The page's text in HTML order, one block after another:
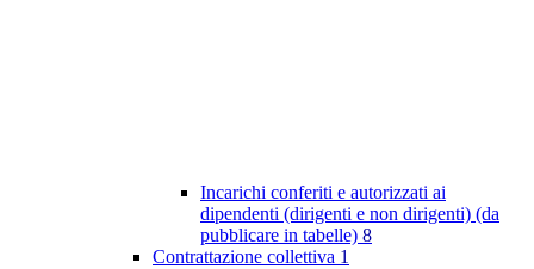
Incarichi conferiti e autorizzati ai
dipendenti (dirigenti e non dirigenti) (da
pubblicare in tabelle) 8
Contrattazione collettiva 1